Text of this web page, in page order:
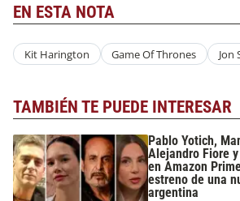
EN ESTA NOTA
Kit Harington Game Of Thrones Jon
TAMBIÉN TE PUEDE INTERESAR
Pablo Yotich,
Alejandro Fiore
en Amazon
estreno de una
argentina